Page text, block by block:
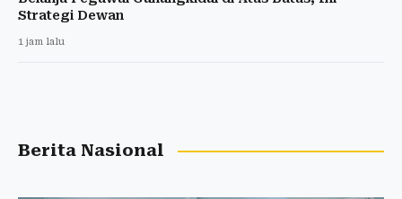
Strategi Dewan
1 jam lalu
Berita Nasional